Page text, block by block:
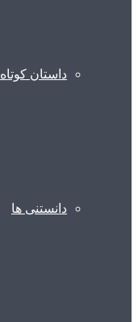
داستان کوتاه
دانستنی ها